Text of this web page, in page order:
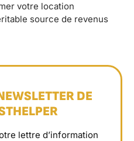
votre location
source de revenus
DE
lettre d’information